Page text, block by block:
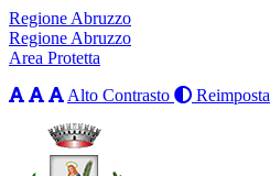
Regione Abruzzo
Regione Abruzzo
Area Protetta
Alto Contrasto
Reimposta